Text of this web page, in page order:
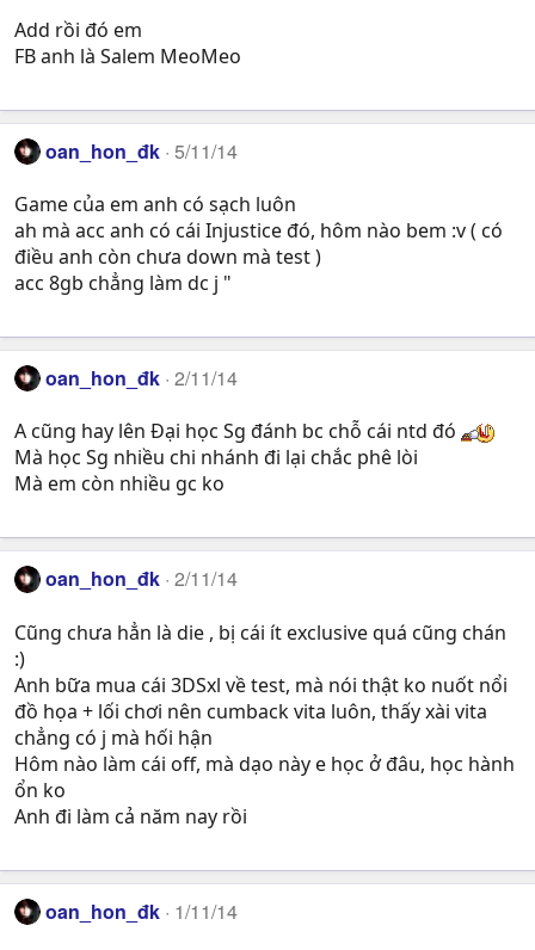
Add rồi đó em
FB anh là Salem MeoMeo
oan_hon_đk 5/11/14
Game của em anh có sạch luôn
ah mà acc anh có cái Injustice đó, hôm nào bem :v ( có
điều anh còn chưa down mà test )
acc 8gb chẳng làm dc j "
oan_hon_đk 2/11/14
A cũng hay lên Đại học Sg đánh bc chỗ cái ntd đó
Mà học Sg nhiều chi nhánh đi lại chắc phê lòi
Mà em còn nhiều gc ko
oan_hon_đk 2/11/14
Cũng chưa hẳn là die , bị cái ít exclusive quá cũng chán
:)
Anh bữa mua cái 3DSxl về test, mà nói thật ko nuốt nổi
đồ họa + lối chơi nên cumback vita luôn, thấy xài vita
chẳng có j mà hối hận
Hôm nào làm cái off, mà dạo này e học ở đâu, học hành
ổn ko
Anh đi làm cả năm nay rồi
oan_hon_đk 1/11/14